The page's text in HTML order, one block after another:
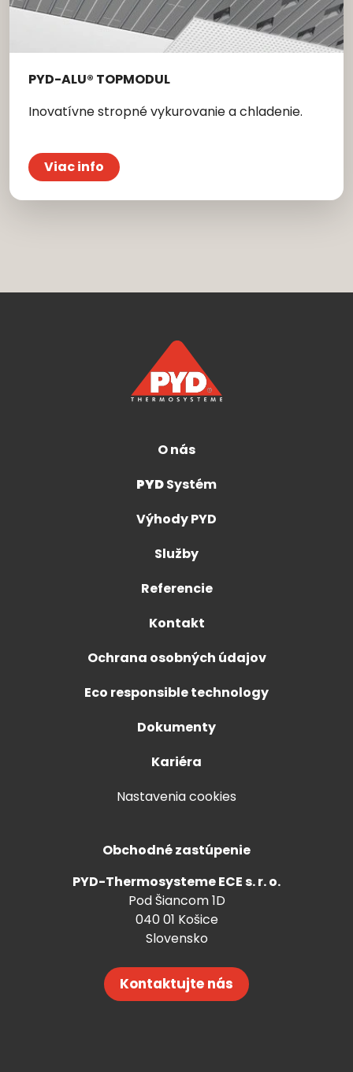
PYD-ALU® TOPMODUL
Inovatívne stropné vykurovanie a chladenie.
Viac info
O nás
PYDSystém
Výhody PYD
Služby
Referencie
Kontakt
Ochrana osobných údajov
Eco responsible technology
Dokumenty
Kariéra
Nastavenia cookies
Obchodné zastúpenie
PYD-Thermosysteme ECE s. r. o.
Pod Šiancom 1D
040 01 Košice
Slovensko
Kontaktujte nás